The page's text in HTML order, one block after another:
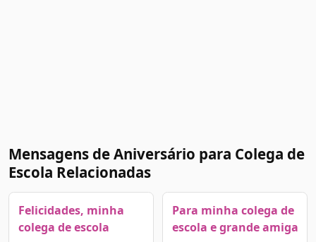
Mensagens de Aniversário para Colega de
Escola Relacionadas
Felicidades, minha
colega de escola
Para minha colega de
escola e grande amiga